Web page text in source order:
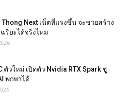
Thong Next เน็ตที่แรงขึ้น จะช่วยสร้าง
ฉริยะได้จริงไหม
ตัวใหม่ เปิดตัว Nvidia RTX Spark ชู
พกพาได้